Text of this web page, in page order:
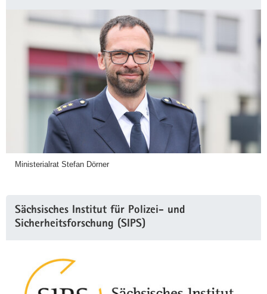
Ministerialrat Stefan Dörner
Sächsisches Institut für Polizei- und
Sicherheitsforschung (SIPS)